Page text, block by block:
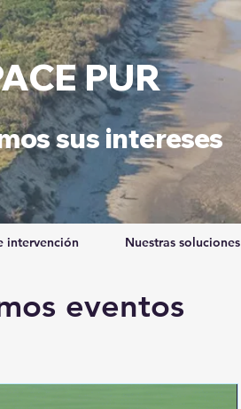
PUR
sus intereses
intervención Nuestras soluciones
eventos